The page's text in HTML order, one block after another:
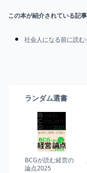
この本が紹介されている記
社会人になる前に読
ランダム選書
BCGが読む経営の
論点2025